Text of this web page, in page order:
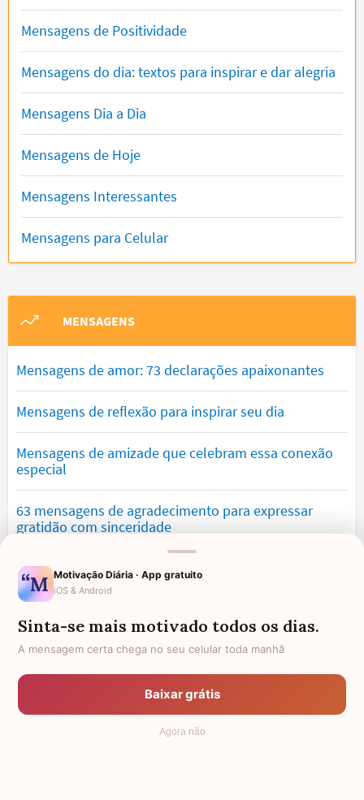
Mensagens de Positividade
Mensagens do dia: textos para inspirar e dar alegria
Mensagens Dia a Dia
Mensagens de Hoje
Mensagens Interessantes
Mensagens para Celular
MENSAGENS
Mensagens de amor: 73 declarações apaixonantes
Mensagens de reflexão para inspirar seu dia
Mensagens de amizade que celebram essa conexão
especial
63 mensagens de agradecimento para expressar
gratidão com sinceridade
Mensagens de saudade que tocam o coração e
expressam falta
Mensagens de otimismo que vão encher você de
confiança
Mensagens para namorado: declare o seu amor com
Motivação Diária · App gratuito
iOS & Android
Sinta-se mais motivado todos os dias.
A mensagem certa chega no seu celular toda manhã
Baixar grátis
Agora não